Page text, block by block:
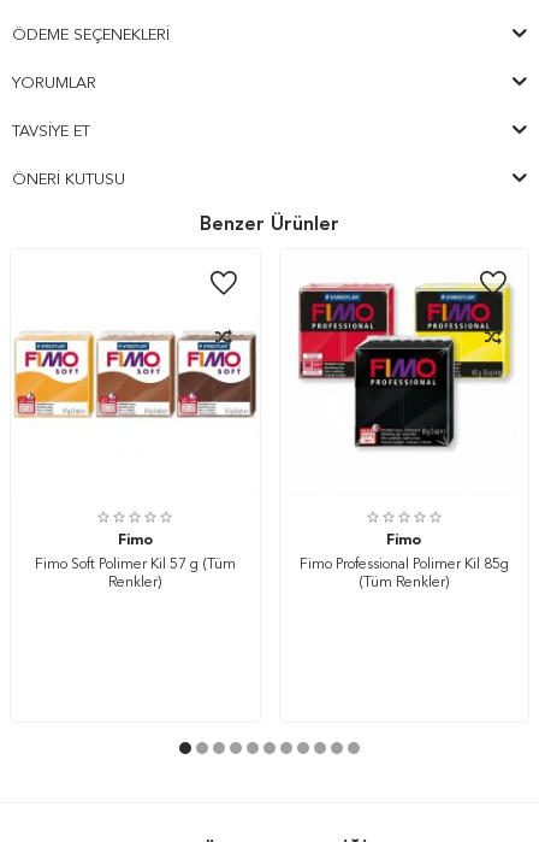
ÖDEME SEÇENEKLERI
YORUMLAR
TAVSIYE ET
ÖNERI KUTUSU
Benzer Ürünler
Fimo
Fimo Soft Polimer Kil 57 g (Tüm
Renkler)
Fimo
Fimo Professional Polimer Kil 85g
(Tüm Renkler)